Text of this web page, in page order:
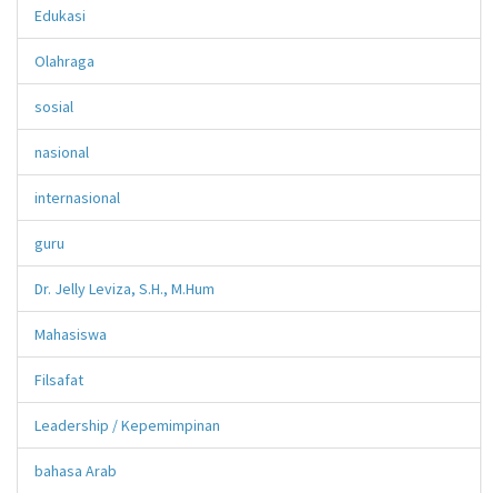
Edukasi
Olahraga
sosial
nasional
internasional
guru
Dr. Jelly Leviza, S.H., M.Hum
Mahasiswa
Filsafat
Leadership / Kepemimpinan
bahasa Arab